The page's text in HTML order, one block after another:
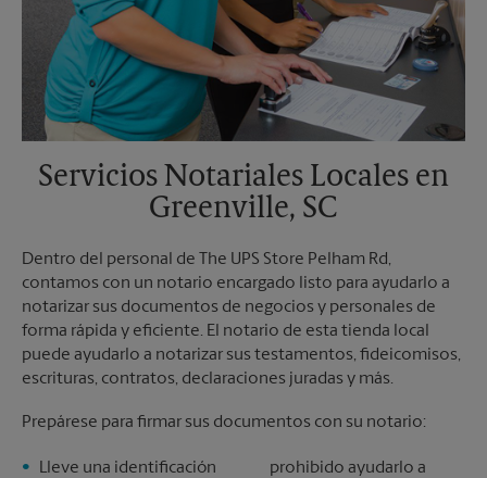
Servicios Notariales Locales en
Greenville, SC
Dentro del personal de The UPS Store Pelham Rd,
contamos con un notario encargado listo para ayudarlo a
notarizar sus documentos de negocios y personales de
forma rápida y eficiente. El notario de esta tienda local
puede ayudarlo a notarizar sus testamentos, fideicomisos,
escrituras, contratos, declaraciones juradas y más.
Prepárese para firmar sus documentos con su notario:
Lleve una identificación
prohibido ayudarlo a